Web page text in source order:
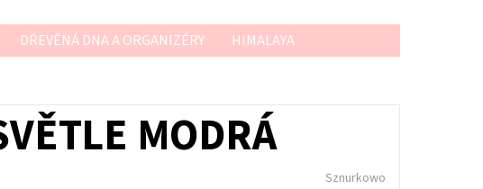
DŘEVĚNÁ DNA A ORGANIZÉRY
HIMALAYA
MODRÁ
Sznurkowo